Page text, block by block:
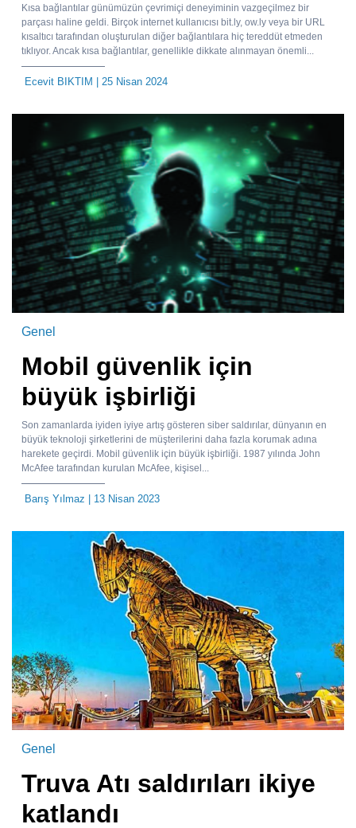
Kısa bağlantılar günümüzün çevrimiçi deneyiminin vazgeçilmez bir
parçası haline geldi. Birçok internet kullanıcısı bit.ly, ow.ly veya bir URL
kısaltıcı tarafından oluşturulan diğer bağlantılara hiç tereddüt etmeden
tıklıyor. Ancak kısa bağlantılar, genellikle dikkate alınmayan önemli...
Ecevit BIKTIM | 25 Nisan 2024
Genel
Mobil güvenlik için
büyük işbirliği
Son zamanlarda iyiden iyiye artış gösteren siber saldırılar, dünyanın en
büyük teknoloji şirketlerini de müşterilerini daha fazla korumak adına
harekete geçirdi. Mobil güvenlik için büyük işbirliği. 1987 yılında John
McAfee tarafından kurulan McAfee, kişisel...
Barış Yılmaz | 13 Nisan 2023
Genel
Truva Atı saldırıları ikiye
katlandı